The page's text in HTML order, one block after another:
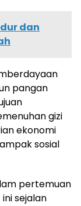
dan
pangan
gizi
ekonomi
sosial
pertemuan
sejalan